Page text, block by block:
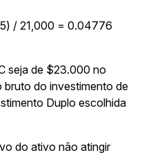
/ 21,000 = 0.04776
seja de $23.000 no
do investimento de
Duplo escolhida
do ativo não atingir